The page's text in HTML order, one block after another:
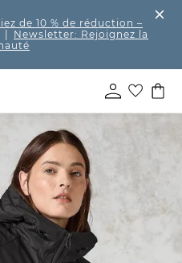
de 10 % de réduction –
Newsletter: Rejoignez la